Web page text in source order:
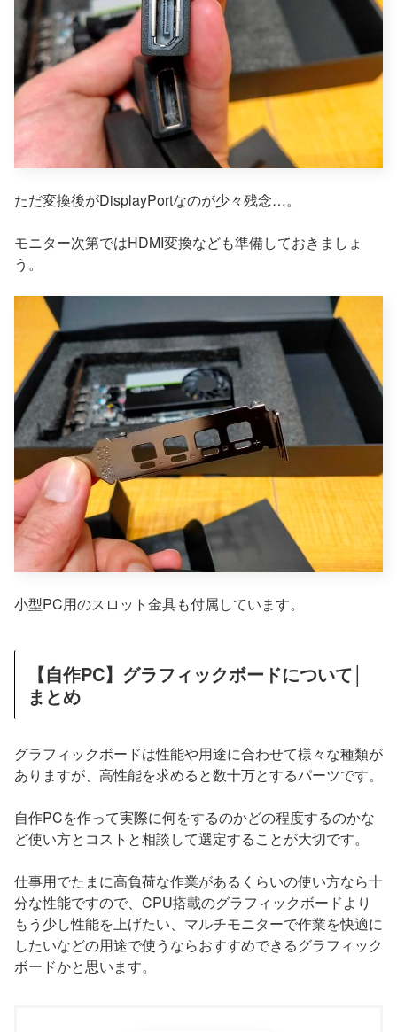
ただ変換後がDisplayPortなのが少々残念…。
モニター次第ではHDMI変換なども準備しておきましょ
う。
小型PC用のスロット金具も付属しています。
【自作PC】グラフィックボードについて│
まとめ
グラフィックボードは性能や用途に合わせて様々な種類が
ありますが、高性能を求めると数十万とするパーツです。
自作PCを作って実際に何をするのかどの程度するのかな
ど使い方とコストと相談して選定することが大切です。
仕事用でたまに高負荷な作業があるくらいの使い方なら十
分な性能ですので、CPU搭載のグラフィックボードより
もう少し性能を上げたい、マルチモニターで作業を快適に
したいなどの用途で使うならおすすめできるグラフィック
ボードかと思います。